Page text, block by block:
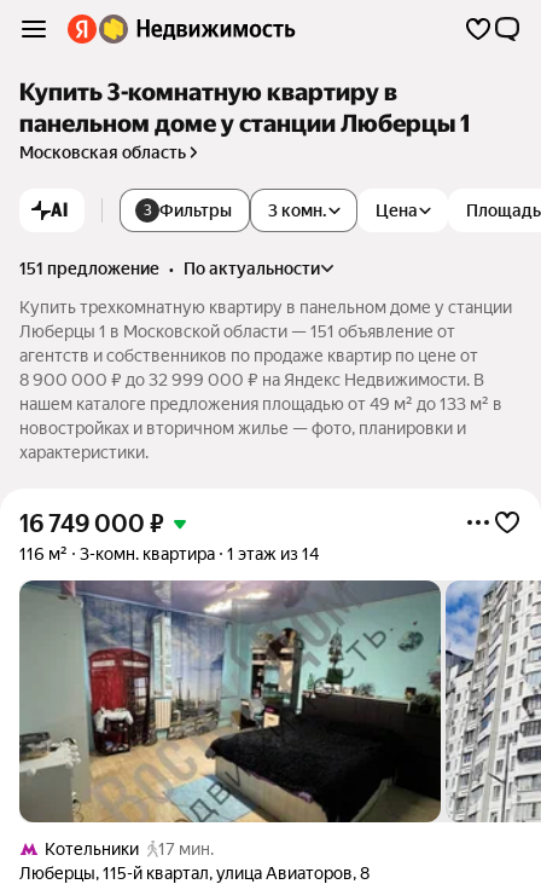
Купить 3-комнатную квартиру в
панельном доме у станции Люберцы 1
Московская область
AI 3 Фильтры 3 комн. Цена Площадь
151 предложение •
по актуальности
Купить трехкомнатную квартиру в панельном доме у станции
Люберцы 1 в Московской области — 151 объявление от
агентств и собственников по продаже квартир по цене от
8 900 000 ₽ до 32 999 000 ₽ на Яндекс Недвижимости. В
нашем каталоге предложения площадью от 49 м² до 133 м² в
новостройках и вторичном жилье — фото, планировки и
характеристики.
16 749 000 ₽
116 м² 3-комн. квартира 1 этаж из 14
Котельники
17 мин.
Люберцы,115-й квартал,улица Авиаторов,8